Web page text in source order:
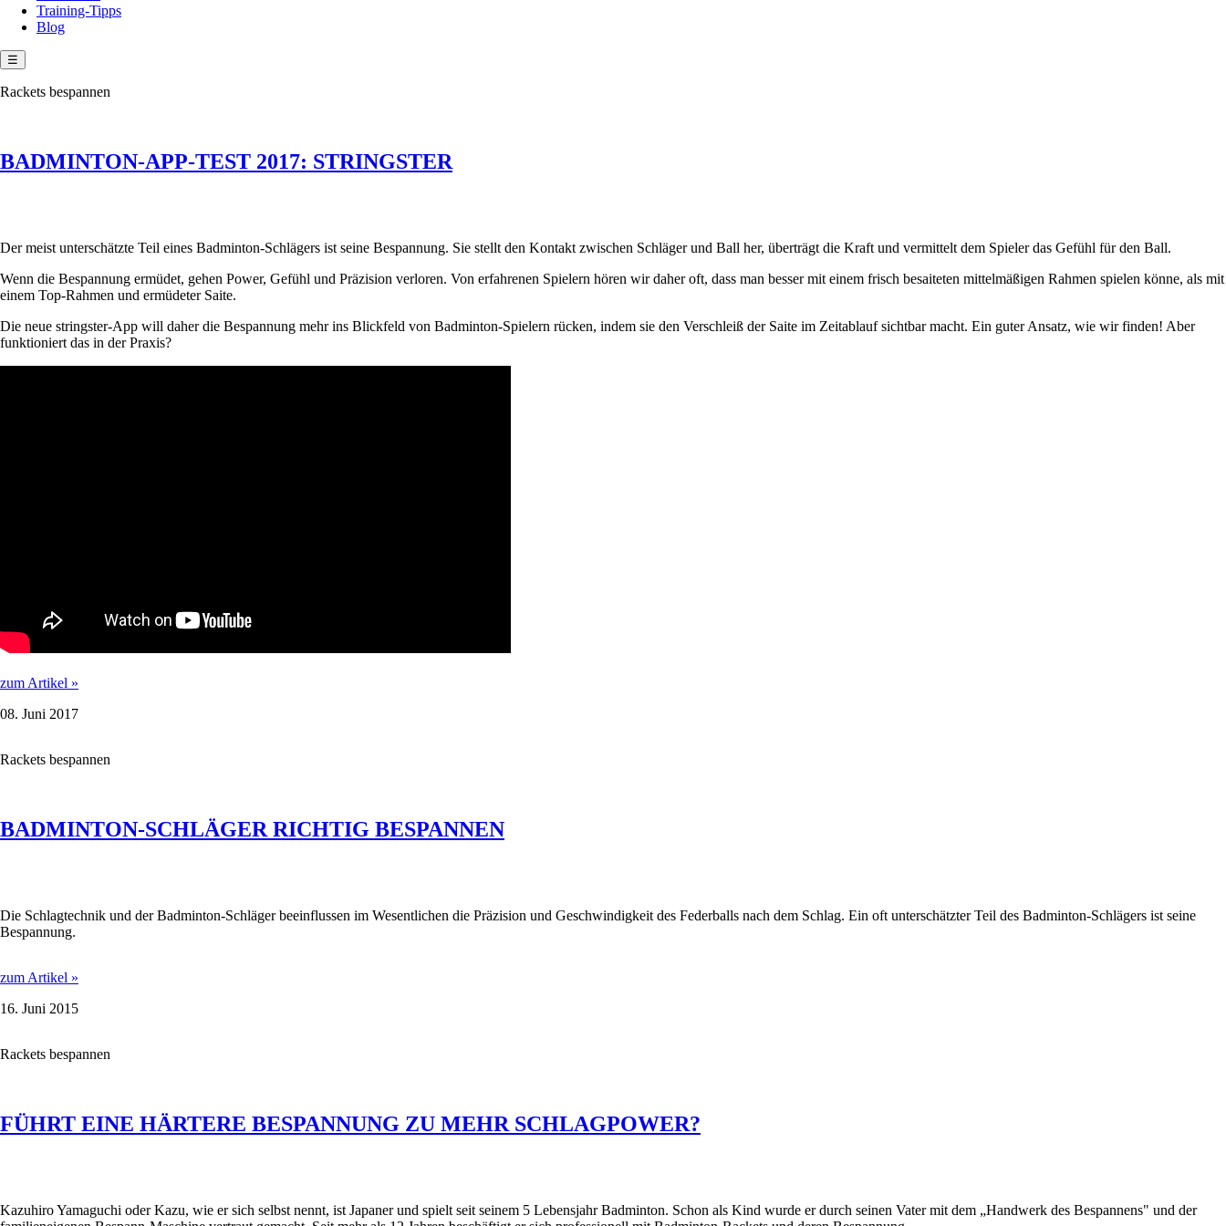
Training-Tipps
Blog
☰
Rackets bespannen
BADMINTON-APP-TEST 2017: STRINGSTER
Der meist unterschätzte Teil eines Badminton-Schlägers ist seine Bespannung. Sie stellt den Kontakt zwischen Schläger und Ball her, überträgt die Kraft und vermittelt dem Spieler das Gefühl für den Ball.
Wenn die Bespannung ermüdet, gehen Power, Gefühl und Präzision verloren. Von erfahrenen Spielern hören wir daher oft, dass man besser mit einem frisch besaiteten mittelmäßigen Rahmen spielen könne, als mit
einem Top-Rahmen und ermüdeter Saite.
Die neue stringster-App will daher die Bespannung mehr ins Blickfeld von Badminton-Spielern rücken, indem sie den Verschleiß der Saite im Zeitablauf sichtbar macht. Ein guter Ansatz, wie wir finden! Aber
funktioniert das in der Praxis?
zum Artikel »
TEST
08. Juni 2017
Rackets bespannen
BADMINTON-SCHLÄGER RICHTIG BESPANNEN
Die Schlagtechnik und der Badminton-Schläger beeinflussen im Wesentlichen die Präzision und Geschwindigkeit des Federballs nach dem Schlag. Ein oft unterschätzter Teil des Badminton-Schlägers ist seine
Bespannung.
zum Artikel »
RICHTIG
16. Juni 2015
Rackets bespannen
FÜHRT EINE HÄRTERE BESPANNUNG ZU MEHR SCHLAGPOWER?
Kazuhiro Yamaguchi oder Kazu, wie er sich selbst nennt, ist Japaner und spielt seit seinem 5 Lebensjahr Badminton. Schon als Kind wurde er durch seinen Vater mit dem „Handwerk des Bespannens" und der